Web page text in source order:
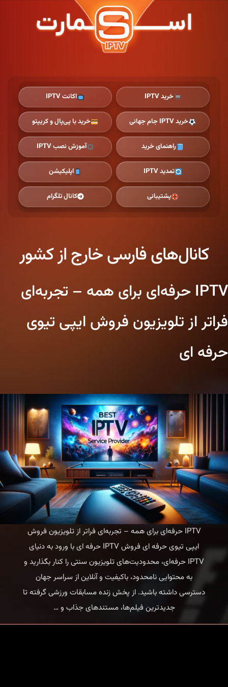
خرید IPTV اکانت IPTV
خرید IPTV جام جهانی خرید با پی‌پال و کریپتو
راهنمای خرید آموزش نصب IPTV
تمدید IPTV اپلیکیشن
پشتیبانی کانال تلگرام
کانال‌های فارسی خارج از کشور
IPTV حرفه‌ای برای همه – تجربه‌ای
فراتر از تلویزیون فروش ایپی تیوی
حرفه ای
IPTV حرفه‌ای برای همه – تجربه‌ای فراتر از تلویزیون فروش
ایپی تیوی حرفه ای فروش IPTV حرفه ای با ورود به دنیای
IPTV حرفه‌ای، محدودیت‌های تلویزیون سنتی را کنار بگذارید و
به محتوایی نامحدود، باکیفیت و آنلاین از سراسر جهان
دسترسی داشته باشید. از پخش زنده مسابقات ورزشی گرفته تا
جدیدترین فیلم‌ها، مستندهای جذاب و…
حرفه‌ای